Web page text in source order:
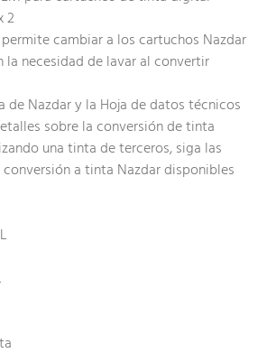
2
cambiar a los cartuchos Nazdar
necesidad de lavar al convertir
de Nazdar y la Hoja de datos técnicos
sobre la conversión de tinta
una tinta de terceros, siga las
a tinta Nazdar disponibles